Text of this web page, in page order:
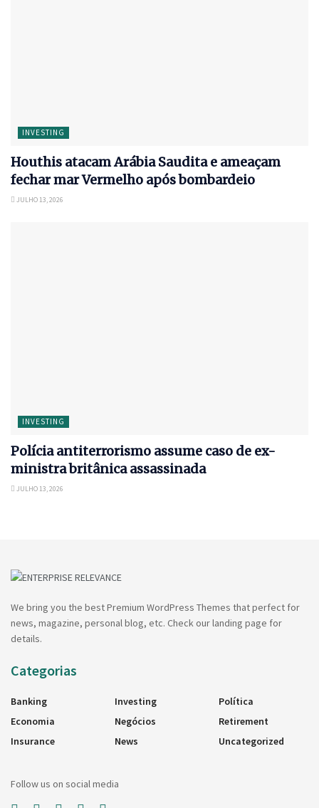
INVESTING
Houthis atacam Arábia Saudita e ameaçam
fechar mar Vermelho após bombardeio
JULHO 13, 2026
INVESTING
Polícia antiterrorismo assume caso de ex-
ministra britânica assassinada
JULHO 13, 2026
We bring you the best Premium WordPress Themes that perfect for
news, magazine, personal blog, etc. Check our landing page for
details.
Categorias
Banking
Economia
Insurance
Investing
Negócios
News
Política
Retirement
Uncategorized
Follow us on social media